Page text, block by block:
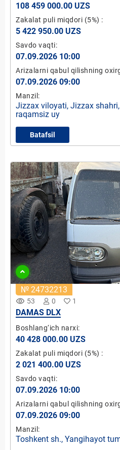
108 459 000.00 UZS
Zakalat puli miqdori (5%) :
5 422 950.00 UZS
Savdo vaqti:
07.09.2026 10:00
Arizalarni qabul qilishning
07.09.2026 09:00
Manzil:
Jizzax viloyati, Jizzax
raqamsiz uy
Batafsil
remove_red_eye 53 0 1
№ 24732213
DAMAS DLX
Boshlang‘ich narxi:
40 428 000.00 UZS
Zakalat puli miqdori (5%) :
2 021 400.00 UZS
Savdo vaqti:
07.09.2026 10:00
Arizalarni qabul qilishning
07.09.2026 09:00
Manzil:
Toshkent sh., Yangihayot